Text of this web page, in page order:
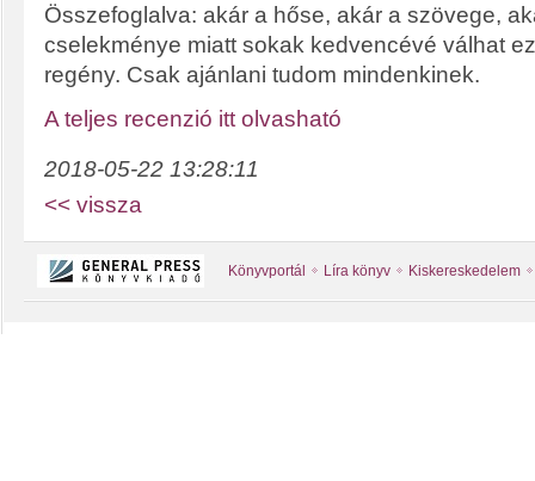
Összefoglalva: akár a hőse, akár a szövege,
cselekménye miatt sokak kedvencévé válhat
regény. Csak ajánlani tudom mindenkinek.
A teljes recenzió itt olvasható
2018-05-22 13:28:11
<< vissza
Könyvportál Líra könyv Kiskereskedelem